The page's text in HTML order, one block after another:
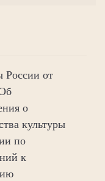
России от
о
культуры
по
к